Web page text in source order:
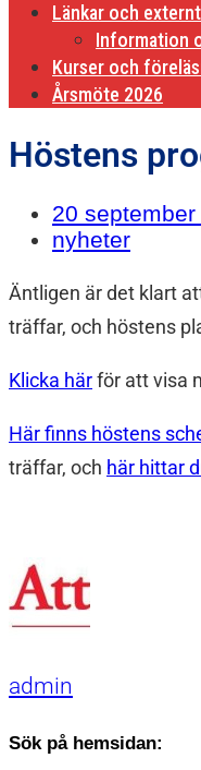
Länkar och
Information
Kurser och
Årsmöte 2026
Höstens
20 september
nyheter
Äntligen är det klart
träffar, och höstens
Klicka härför att visa
Här finns höstens
träffar, och här hittar
admin
Sök på hemsidan: